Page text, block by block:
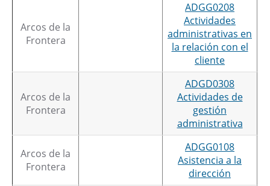
Arcos de la
Frontera
ADGG0208
Actividades
administrativas en
la relación con el
cliente
Arcos de la
Frontera
ADGD0308
Actividades de
gestión
administrativa
Arcos de la
Frontera
ADGG0108
Asistencia a la
dirección